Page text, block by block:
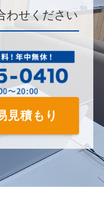
わせください
見積もり